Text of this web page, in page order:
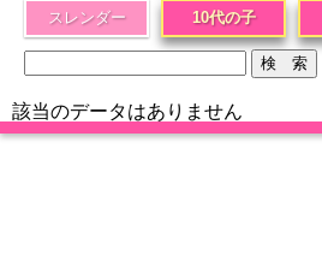
スレンダー 10代の子
該当のデータはありません